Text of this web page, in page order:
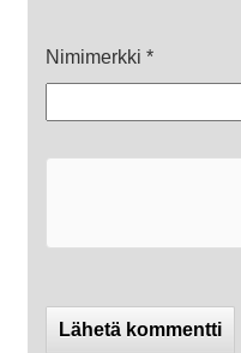
Nimimerkki *